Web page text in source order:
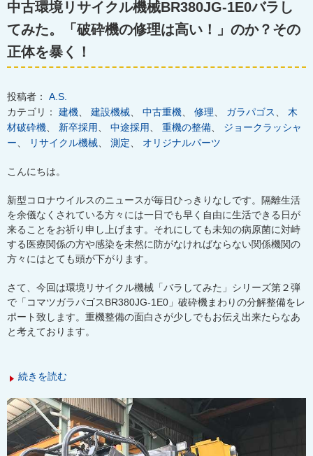
中古環境リサイクル機械BR380JG-1E0バラし
てみた。「破砕機の修理は高い！」のか？その
正体を暴く！
投稿者： A.S.
カテゴリ： 建機、 建設機械、 中古重機、 修理、 ガラパゴス、 木
材破砕機、 新卒採用、 中途採用、 重機の整備、 ジョークラッシャ
ー、 リサイクル機械、 測定、 オリジナルパーツ
こんにちは。
新型コロナウイルスのニュースが毎日ひっきりなしです。隔離生活
を余儀なくされている方々には一日でも早く自由に生活できる日が
来ることをお祈り申し上げます。それにしても未知の病原菌に対峙
する医療関係の方や感染を未然に防がなければならない関係機関の
方々にはとても頭が下がります。
さて、今回は環境リサイクル機械「バラしてみた」シリーズ第２弾
で「コマツガラパゴスBR380JG-1E0」破砕機まわりの分解整備をレ
ポート致します。重機整備の面白さが少しでもお伝え出来たらなあ
と考えております。
続きを読む